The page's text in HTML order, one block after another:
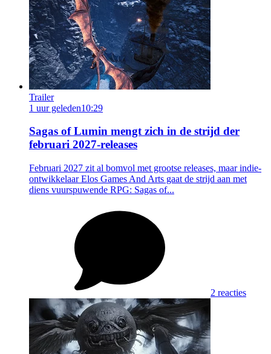
Trailer
1 uur geleden10:29
Sagas of Lumin mengt zich in de strijd der
februari 2027-releases
Februari 2027 zit al bomvol met grootse releases, maar indie-
ontwikkelaar Elos Games And Arts gaat de strijd aan met
diens vuurspuwende RPG: Sagas of...
2 reacties